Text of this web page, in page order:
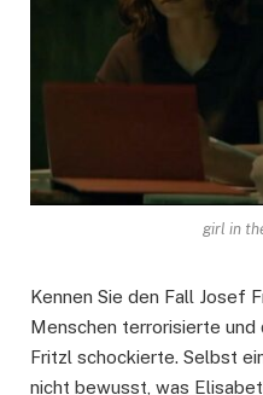
girl in
Kennen Sie den Fall Josef
Menschen terrorisierte und
Fritzl schockierte. Selbst
nicht bewusst, was